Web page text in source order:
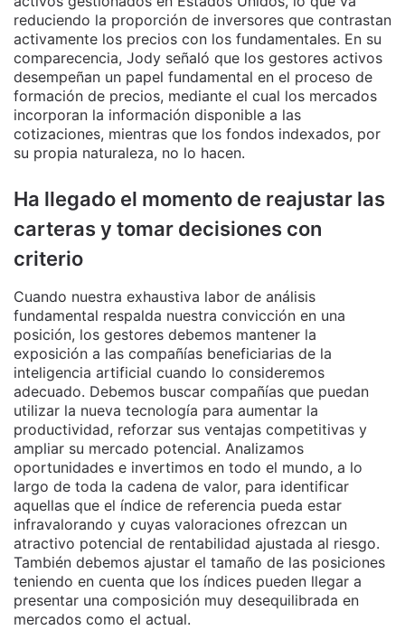
reduciendo la proporción de inversores que contrastan
activamente los precios con los fundamentales. En su
comparecencia, Jody señaló que los gestores activos
desempeñan un papel fundamental en el proceso de
formación de precios, mediante el cual los mercados
incorporan la información disponible a las
cotizaciones, mientras que los fondos indexados, por
su propia naturaleza, no lo hacen.
Ha llegado el momento de reajustar las
carteras y tomar decisiones con
criterio
Cuando nuestra exhaustiva labor de análisis
fundamental respalda nuestra convicción en una
posición, los gestores debemos mantener la
exposición a las compañías beneficiarias de la
inteligencia artificial cuando lo consideremos
adecuado. Debemos buscar compañías que puedan
utilizar la nueva tecnología para aumentar la
productividad, reforzar sus ventajas competitivas y
ampliar su mercado potencial. Analizamos
oportunidades e invertimos en todo el mundo, a lo
largo de toda la cadena de valor, para identificar
aquellas que el índice de referencia pueda estar
infravalorando y cuyas valoraciones ofrezcan un
atractivo potencial de rentabilidad ajustada al riesgo.
También debemos ajustar el tamaño de las posiciones
teniendo en cuenta que los índices pueden llegar a
presentar una composición muy desequilibrada en
mercados como el actual.